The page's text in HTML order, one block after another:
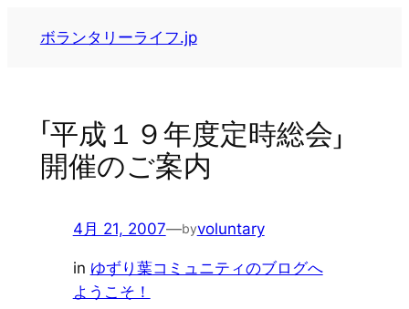
ボランタリーライフ.jp
「平成１９年度定時総会」
開催のご案内
4月 21, 2007—byvoluntary
in ゆずり葉コミュニティのブログへ
ようこそ！